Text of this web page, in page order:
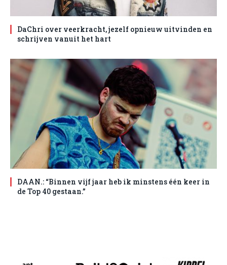
DaChri over veerkracht, jezelf opnieuw uitvinden en
schrijven vanuit het hart
DAAN.: “Binnen vijf jaar heb ik minstens één keer in
de Top 40 gestaan.”